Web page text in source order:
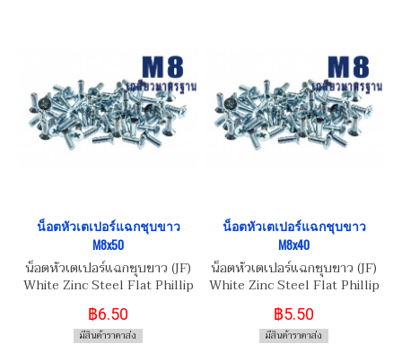
น็อตหัวเตเปอร์แฉกชุบขาว
M8x50
น็อตหัวเตเปอร์แฉกชุบขาว (JF)
White Zinc Steel Flat Phillip
Taper Head Screw
M8x1.25x50
฿6.50
มีสินค้าราคาส่ง
น็อตหัวเตเปอร์แฉกชุบขาว
M8x40
น็อตหัวเตเปอร์แฉกชุบขาว (JF)
White Zinc Steel Flat Phillip
Taper Head Screw
M8x1.25x40
฿5.50
มีสินค้าราคาส่ง